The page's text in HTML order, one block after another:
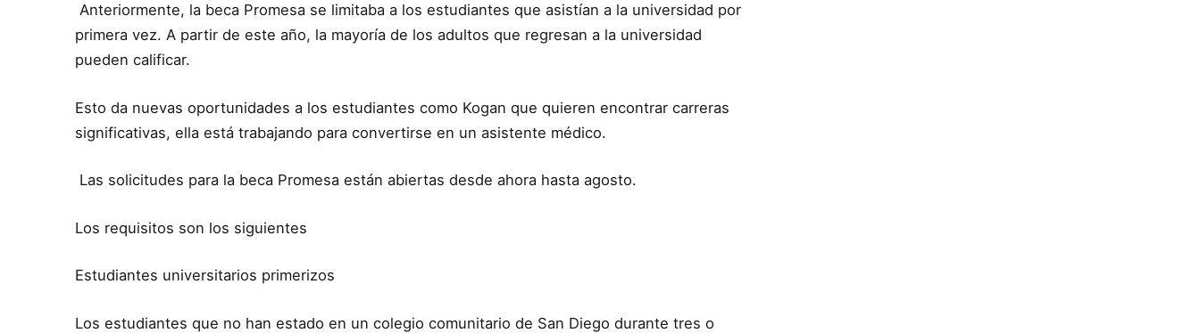
Anteriormente, la beca Promesa se limitaba a los estudiantes que asistían a la universidad por
primera vez. A partir de este año, la mayoría de los adultos que regresan a la universidad
pueden calificar.
Esto da nuevas oportunidades a los estudiantes como Kogan que quieren encontrar carreras
significativas, ella está trabajando para convertirse en un asistente médico.
Las solicitudes para la beca Promesa están abiertas desde ahora hasta agosto.
Los requisitos son los siguientes
Estudiantes universitarios primerizos
Los estudiantes que no han estado en un colegio comunitario de San Diego durante tres o